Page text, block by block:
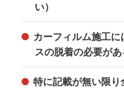
い）
カーフィルム施工
スの脱着の必要があ
特に記載が無い限